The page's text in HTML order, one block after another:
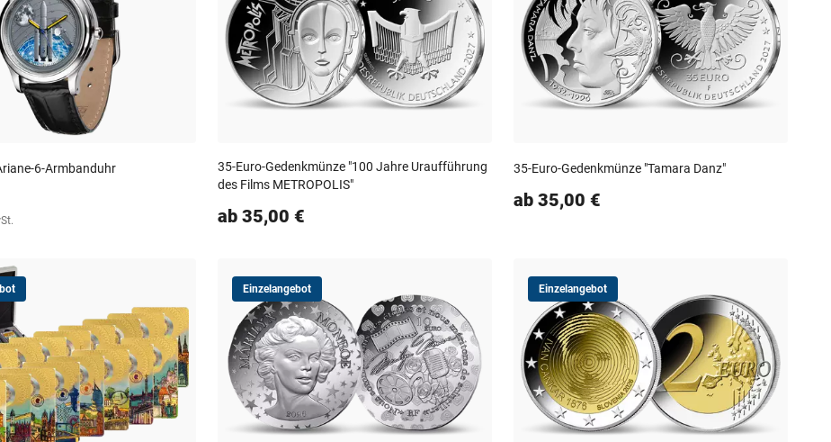
6-Armbanduhr
35-Euro-Gedenkmünze "100 Jahre Uraufführung
des Films METROPOLIS"
ab 35,00 €
35-Euro-Gedenkmünze "Tamara Danz"
ab 35,00 €
Einzelangebot Einzelangebot